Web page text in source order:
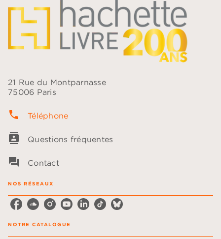
21 Rue du Montparnasse
75006 Paris
phone Téléphone
contacts Questions fréquentes
question_answer Contact
NOS RÉSEAUX
NOTRE CATALOGUE